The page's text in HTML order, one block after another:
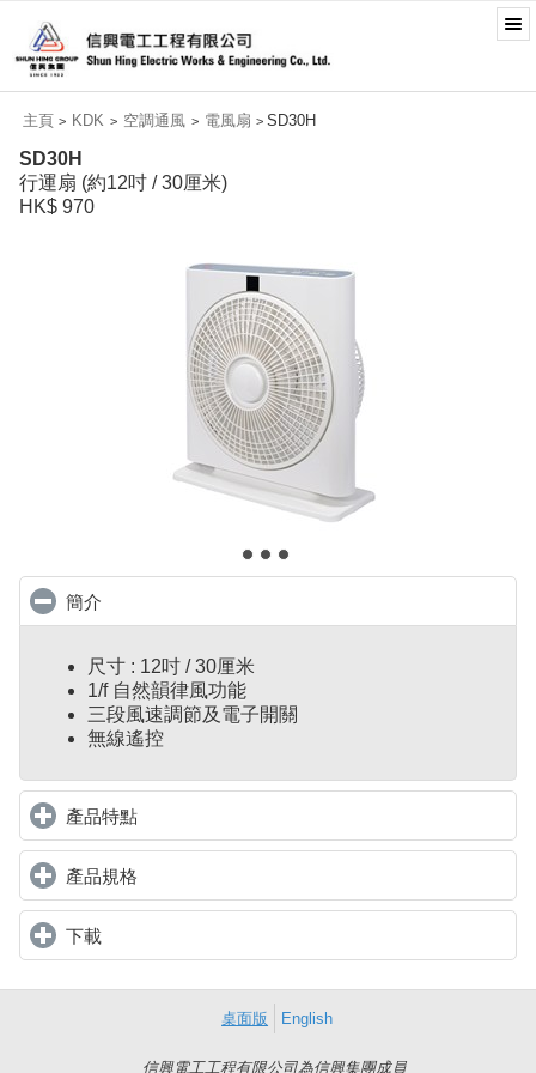
主頁 > KDK > 空調通風 > 電風扇 > SD30H
SD30H
行運扇 (約12吋 / 30厘米)
HK$ 970
簡介
尺寸 : 12吋 / 30厘米
1/f 自然韻律風功能
三段風速調節及電子開關
無線遙控
產品特點click to expand contents
產品規格
下載click to expand contents
桌面版 English
信興電工工程有限公司為信興集團成員